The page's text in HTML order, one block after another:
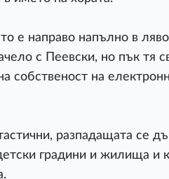
е направо напълно в
с Пеевски, но пък тя
собственост на
разпадащата се
градини и жилища и